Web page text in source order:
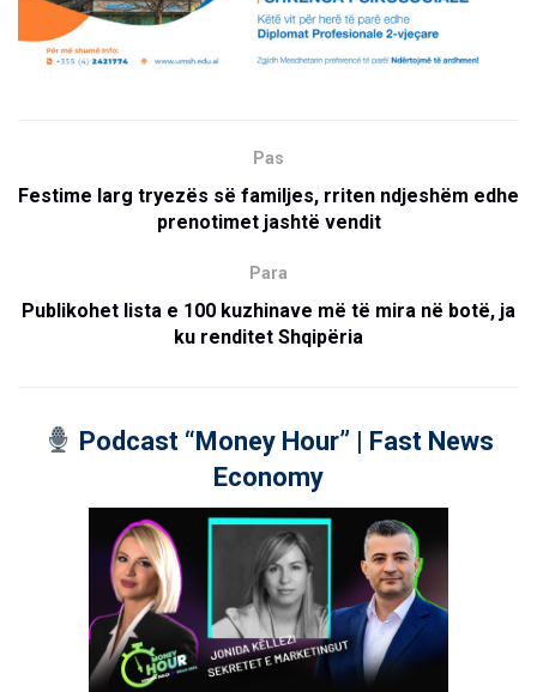
Pas
Festime larg tryezës së familjes, rriten ndjeshëm edhe
prenotimet jashtë vendit
Para
Publikohet lista e 100 kuzhinave më të mira në botë, ja
ku renditet Shqipëria
Podcast “Money Hour” | Fast News
Economy